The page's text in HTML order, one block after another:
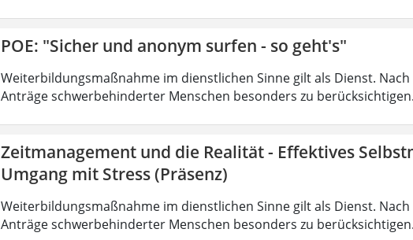
POE: "Sicher und anonym surfen - so geht's"
Weiterbildungsmaßnahme im dienstlichen Sinne gilt als Dienst.
Anträge schwerbehinderter Menschen besonders zu
Zeitmanagement und die Realität - Effektives
Umgang mit Stress (Präsenz)
Weiterbildungsmaßnahme im dienstlichen Sinne gilt als Dienst.
Anträge schwerbehinderter Menschen besonders zu